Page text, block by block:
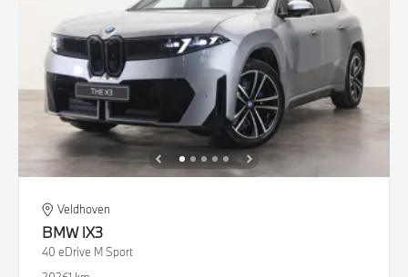
Veldhoven
BMW iX3
40 eDrive M Sport